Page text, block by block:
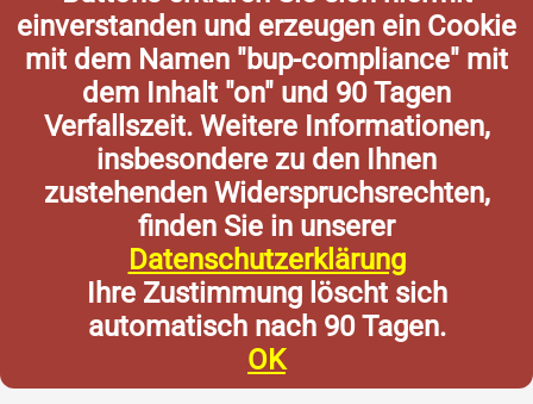
einverstanden und erzeugen ein Cookie
mit dem Namen "bup-compliance" mit
dem Inhalt "on" und 90 Tagen
Verfallszeit. Weitere Informationen,
insbesondere zu den Ihnen
zustehenden Widerspruchsrechten,
finden Sie in unserer
Datenschutzerklärung
Ihre Zustimmung löscht sich
automatisch nach 90 Tagen.
OK